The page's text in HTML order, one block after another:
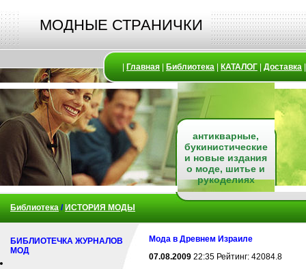
МОДНЫЕ СТРАНИЧКИ
Главная Библиотека КАТАЛОГ Доставка
антикварные,
букинистические
и новые издания
о моде, шитье и
рукоделиях
Библиотека / ИСТОРИЯ МОДЫ
БИБЛИОТЕЧКА ЖУРНАЛОВ
МОД
Мода в Древнем Израиле
07.08.2009 22:35 Рейтинг: 42084.8